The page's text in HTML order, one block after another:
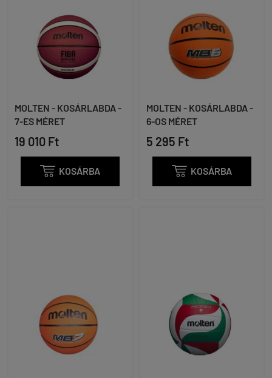
MOLTEN - KOSÁRLABDA -
7-ES MÉRET
19 010 Ft
 KOSÁRBA
MOLTEN - KOSÁRLABDA -
6-OS MÉRET
5 295 Ft
 KOSÁRBA